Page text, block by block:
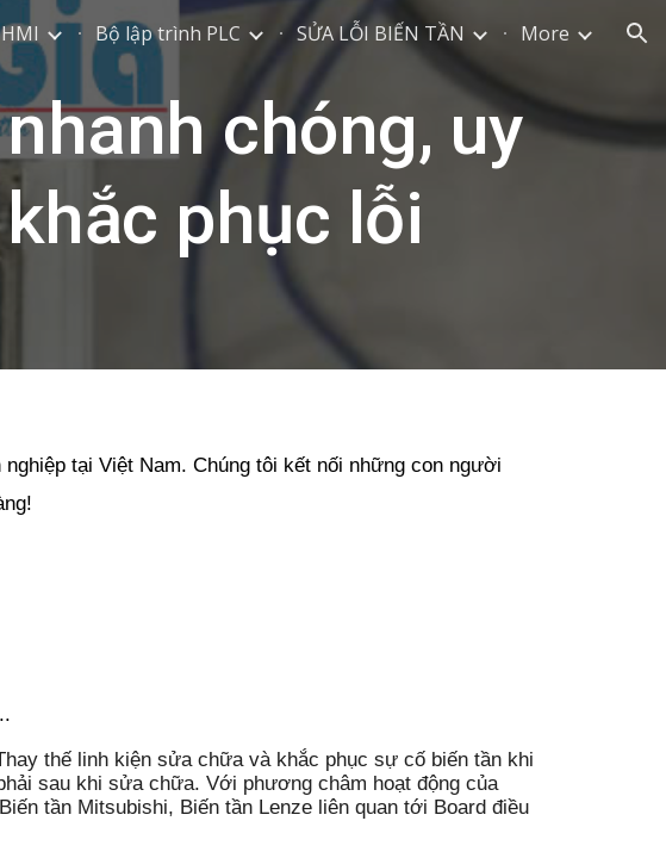
Skip to navigationBộ lập trình PLC SỬA LỖI BIẾN TẦN More
chóng, uy
phục lỗi
tại Việt Nam. Chúng tôi kết nối những con người
thế linh kiện sửa chữa và khắc phục sự cố biến tần khi
sau khi sửa chữa. Với phương châm hoạt động của
tần Mitsubishi, Biến tần Lenze liên quan tới Board điều